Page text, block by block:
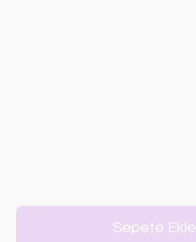
Sepete Ekle